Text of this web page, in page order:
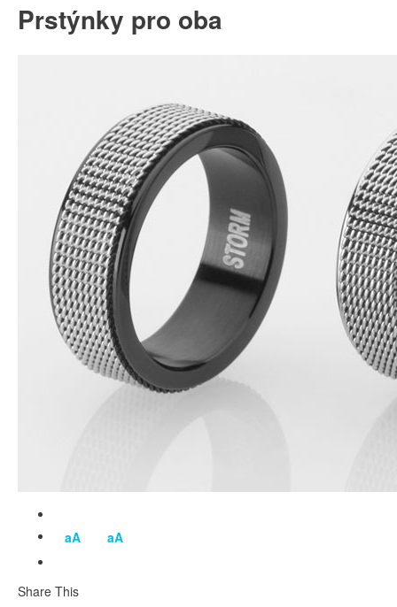
Prstýnky pro oba
aA aA
Share This